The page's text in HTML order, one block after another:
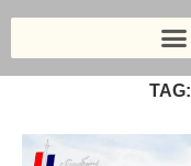
ပြည်အကျဥ်းထောင်
TAG: